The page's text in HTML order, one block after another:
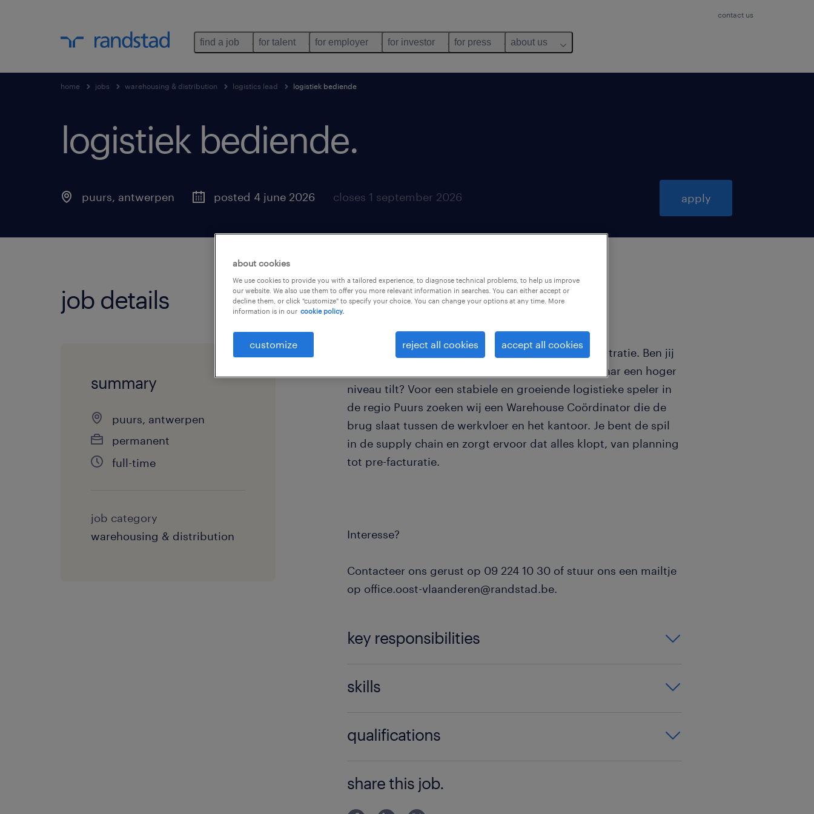
contact us
find a job for talent for employer for investor for press about us
home jobs warehousing & distribution logistics lead logistiek bediende
logistiek bediende.
puurs, antwerpen posted 4 june 2026 closes 1 september 2026 apply
job details
summary
puurs, antwerpen
permanent
full-time
job category
warehousing & distribution
De Essentiële Schakel tussen Operatie en Administratie. Ben jij
de gedreven logistieke regisseur die processen naar een hoger
niveau tilt? Voor een stabiele en groeiende logistieke speler in
de regio Puurs zoeken wij een Warehouse Coördinator die de
brug slaat tussen de werkvloer en het kantoor. Je bent de spil
in de supply chain en zorgt ervoor dat alles klopt, van planning
tot pre-facturatie.
Interesse?
Contacteer ons gerust op 09 224 10 30 of stuur ons een mailtje
op office.oost-vlaanderen@randstad.be.
key responsibilities
In dit dynamische magazijn bied je dagelijks
met een focus op planning, kwaliteit, organisatie en
rendabiliteit. Je taken zijn cruciaal en veelzijdig:
skills
qualifications
Je beschikt bij voorkeur over een bachelordiploma
binnen Logistiek Management en hebt dit
share this job.
about cookies
We use cookies to provide you with a tailored experience, to diagnose technical problems, to help us improve
our website. We also use them to offer you more relevant information in searches. You can either accept or
decline them, or click "customize" to specify your choice. You can change your options at any time. More
information is in our cookie policy.
customize reject all cookies accept all cookies